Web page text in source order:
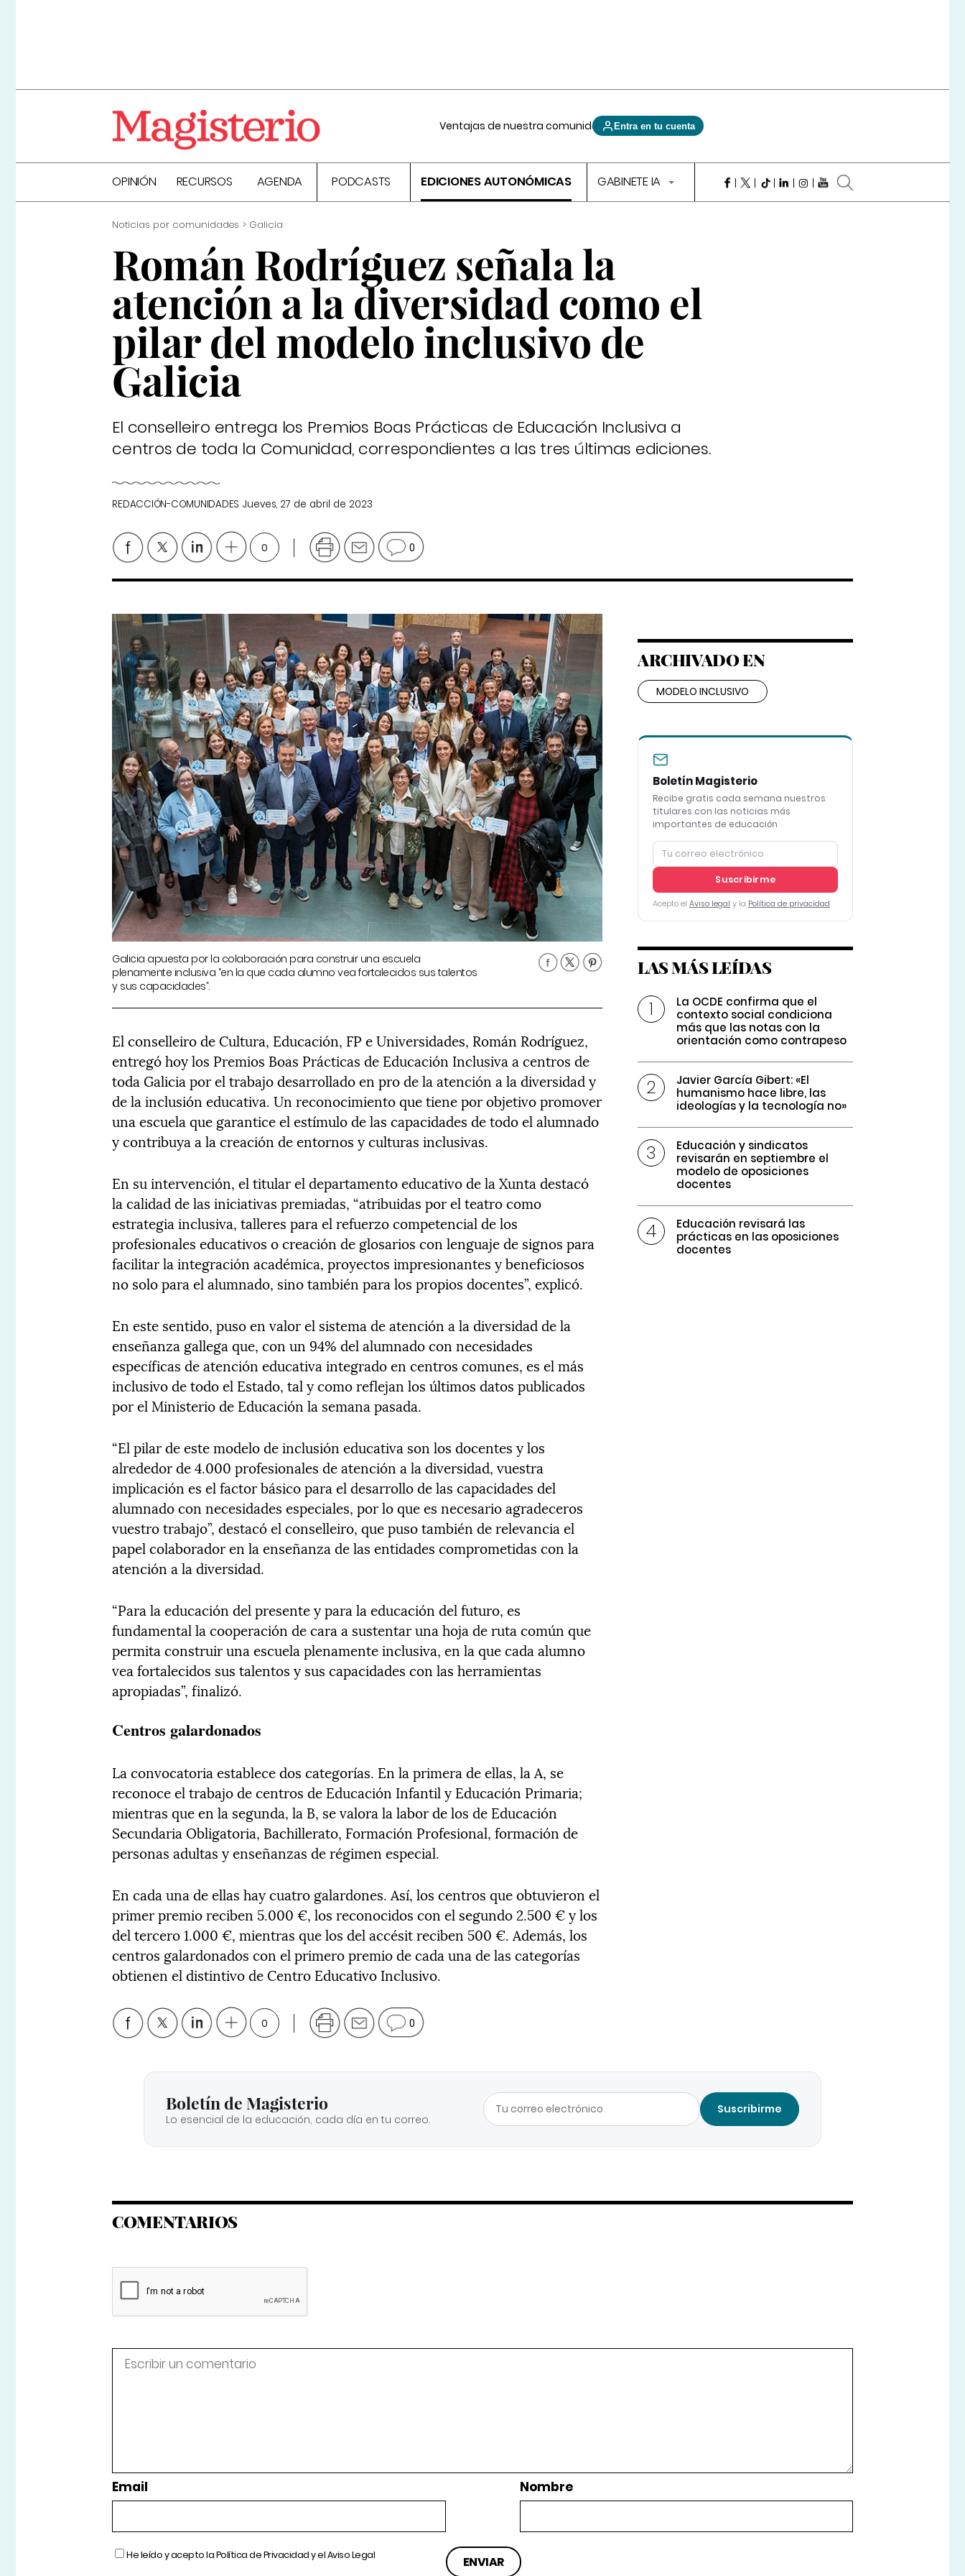
Ventajas de nuestra comunidad Entra en tu cuenta
OPINIÓN RECURSOS AGENDA PODCASTS EDICIONES AUTONÓMICAS GABINETE IA
Noticias por comunidades Galicia
Román Rodríguez señala la
atención a la diversidad como el
pilar del modelo inclusivo de
Galicia
El conselleiro entrega los Premios Boas Prácticas de Educación Inclusiva a
centros de toda la Comunidad, correspondientes a las tres últimas ediciones.
REDACCIÓN-COMUNIDADES Jueves, 27 de abril de 2023
0 0
Galicia apuesta por la colaboración para construir una escuela
plenamente inclusiva “en la que cada alumno vea fortalecidos sus talentos
y sus capacidades”.
El conselleiro de Cultura, Educación, FP e Universidades, Román Rodríguez,
entregó hoy los Premios Boas Prácticas de Educación Inclusiva a centros de
toda Galicia por el trabajo desarrollado en pro de la atención a la diversidad y
de la inclusión educativa. Un reconocimiento que tiene por objetivo promover
una escuela que garantice el estímulo de las capacidades de todo el alumnado
y contribuya a la creación de entornos y culturas inclusivas.
En su intervención, el titular el departamento educativo de la Xunta destacó
la calidad de las iniciativas premiadas, “atribuidas por el teatro como
estrategia inclusiva, talleres para el refuerzo competencial de los
profesionales educativos o creación de glosarios con lenguaje de signos para
facilitar la integración académica, proyectos impresionantes y beneficiosos
no solo para el alumnado, sino también para los propios docentes”, explicó.
En este sentido, puso en valor el sistema de atención a la diversidad de la
enseñanza gallega que, con un 94% del alumnado con necesidades
específicas de atención educativa integrado en centros comunes, es el más
inclusivo de todo el Estado, tal y como reflejan los últimos datos publicados
por el Ministerio de Educación la semana pasada.
“El pilar de este modelo de inclusión educativa son los docentes y los
alrededor de 4.000 profesionales de atención a la diversidad, vuestra
implicación es el factor básico para el desarrollo de las capacidades del
alumnado con necesidades especiales, por lo que es necesario agradeceros
vuestro trabajo”, destacó el conselleiro, que puso también de relevancia el
papel colaborador en la enseñanza de las entidades comprometidas con la
atención a la diversidad.
“Para la educación del presente y para la educación del futuro, es
fundamental la cooperación de cara a sustentar una hoja de ruta común que
permita construir una escuela plenamente inclusiva, en la que cada alumno
vea fortalecidos sus talentos y sus capacidades con las herramientas
apropiadas”, finalizó.
Centros galardonados
La convocatoria establece dos categorías. En la primera de ellas, la A, se
reconoce el trabajo de centros de Educación Infantil y Educación Primaria;
mientras que en la segunda, la B, se valora la labor de los de Educación
Secundaria Obligatoria, Bachillerato, Formación Profesional, formación de
personas adultas y enseñanzas de régimen especial.
En cada una de ellas hay cuatro galardones. Así, los centros que obtuvieron el
primer premio reciben 5.000 €, los reconocidos con el segundo 2.500 € y los
del tercero 1.000 €, mientras que los del accésit reciben 500 €. Además, los
centros galardonados con el primero premio de cada una de las categorías
obtienen el distintivo de Centro Educativo Inclusivo.
0 0
ARCHIVADO EN
MODELO INCLUSIVO
Boletín Magisterio
Recibe gratis cada semana nuestros
titulares con las noticias más
importantes de educación
Suscribirme
Acepto el Aviso legal y la Política de privacidad
LAS MÁS LEÍDAS
La OCDE confirma que el
contexto social condiciona
más que las notas con la
orientación como contrapeso
Javier García Gibert: «El
humanismo hace libre, las
ideologías y la tecnología no»
Educación y sindicatos
revisarán en septiembre el
modelo de oposiciones
docentes
Educación revisará las
prácticas en las oposiciones
docentes
Boletín de Magisterio
Lo esencial de la educación, cada día en tu correo.
Suscribirme
COMENTARIOS
Email Nombre
He leído y acepto laPolítica de Privacidady elAviso Legal